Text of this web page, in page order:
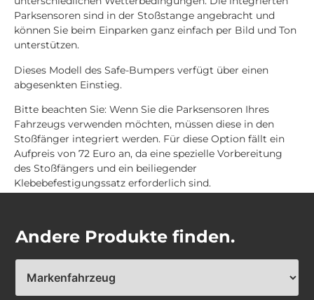
Parksensoren sind in der Stoßstange angebracht und
können Sie beim Einparken ganz einfach per Bild und Ton
unterstützen.
Dieses Modell des Safe-Bumpers verfügt über einen
abgesenkten Einstieg.
Bitte beachten Sie: Wenn Sie die Parksensoren Ihres
Fahrzeugs verwenden möchten, müssen diese in den
Stoßfänger integriert werden. Für diese Option fällt ein
Aufpreis von 72 Euro an, da eine spezielle Vorbereitung
des Stoßfängers und ein beiliegender
Klebebefestigungssatz erforderlich sind.
Andere Produkte finden.